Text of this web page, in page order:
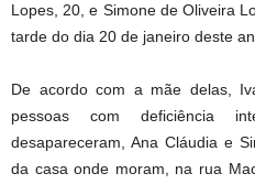
Lopes, 20, e Simone de Oliveira
tarde do dia 20 de janeiro deste
De acordo com a mãe delas,
pessoas com deficiência
desapareceram, Ana Cláudia e
da casa onde moram, na rua